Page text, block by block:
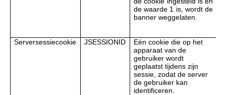
de waarde 1 is, wordt de
banner weggelaten.
Serversessiecookie JSESSIONID
Eén cookie die op het
apparaat van de
gebruiker wordt
geplaatst tijdens zijn
sessie, zodat de server
de gebruiker kan
identificeren.